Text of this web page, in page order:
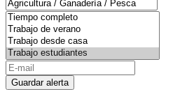
Guardar alerta